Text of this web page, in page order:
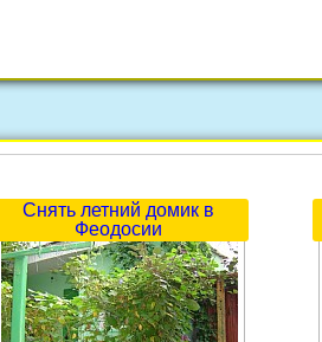
Снять летний домик в
Феодосии